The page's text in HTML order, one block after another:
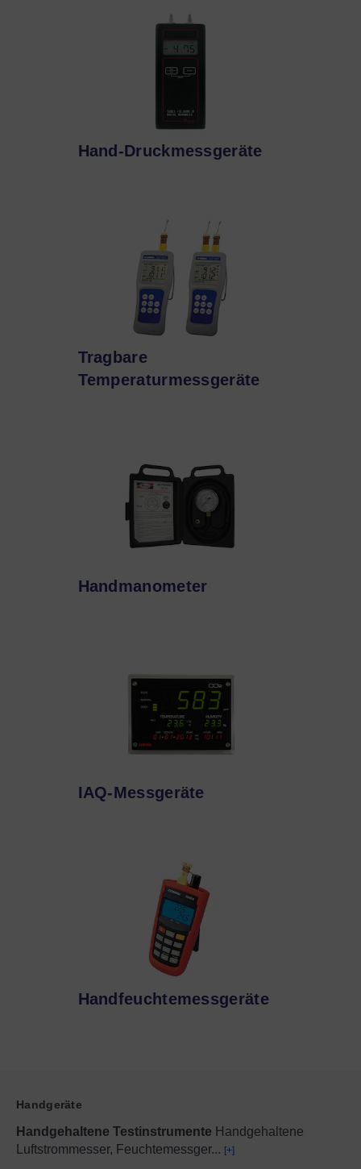
Hand-Druckmessgeräte
Tragbare
Temperaturmessgeräte
Handmanometer
IAQ-Messgeräte
Handfeuchtemessgeräte
Handgeräte
Handgehaltene Testinstrumente Handgehaltene
Luftstrommesser, Feuchtemessger... [+]